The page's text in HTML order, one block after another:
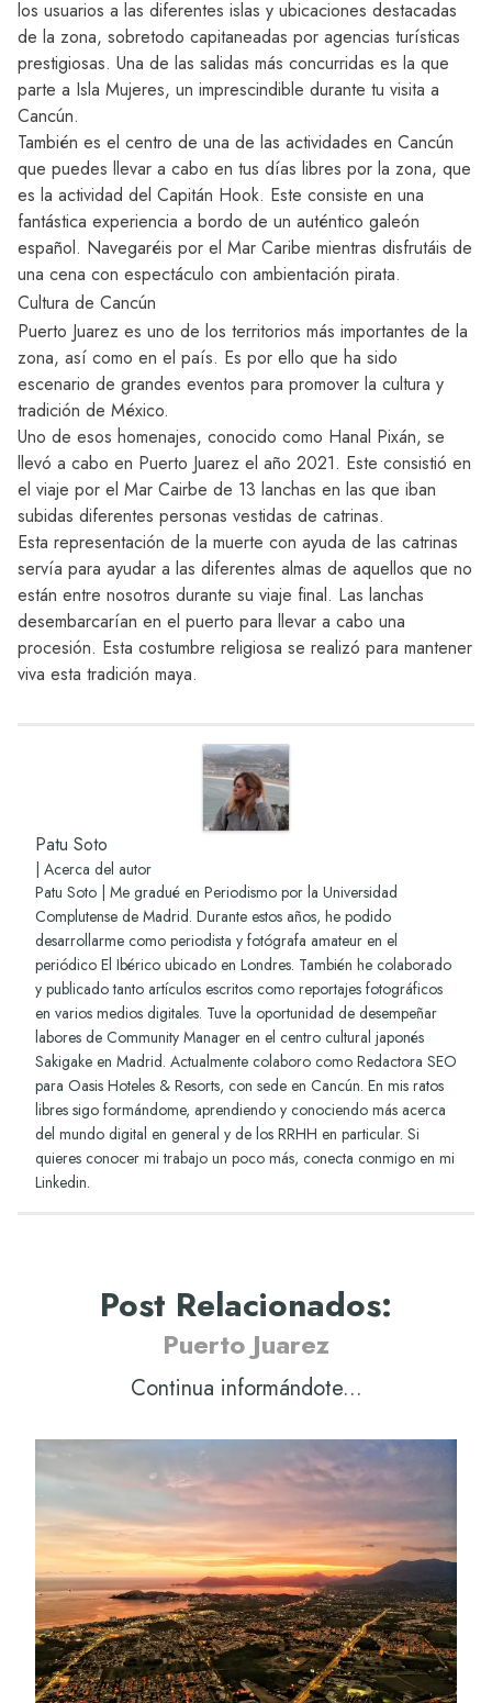
los usuarios a las diferentes islas y ubicaciones destacadas
de la zona, sobretodo capitaneadas por agencias turísticas
prestigiosas. Una de las salidas más concurridas es la que
parte a Isla Mujeres, un imprescindible durante tu visita a
Cancún.
También es el centro de una de las actividades en Cancún
que puedes llevar a cabo en tus días libres por la zona, que
es la actividad del Capitán Hook. Este consiste en una
fantástica experiencia a bordo de un auténtico galeón
español. Navegaréis por el Mar Caribe mientras disfrutáis de
una cena con espectáculo con ambientación pirata.
Cultura de Cancún
Puerto Juarez es uno de los territorios más importantes de la
zona, así como en el país. Es por ello que ha sido
escenario de grandes eventos para promover la cultura y
tradición de México.
Uno de esos homenajes, conocido como Hanal Pixán, se
llevó a cabo en Puerto Juarez el año 2021. Este consistió en
el viaje por el Mar Cairbe de 13 lanchas en las que iban
subidas diferentes personas vestidas de catrinas.
Esta representación de la muerte con ayuda de las catrinas
servía para ayudar a las diferentes almas de aquellos que no
están entre nosotros durante su viaje final. Las lanchas
desembarcarían en el puerto para llevar a cabo una
procesión. Esta costumbre religiosa se realizó para mantener
viva esta tradición maya.
Patu Soto
Acerca del autor
Patu Soto | Me gradué en Periodismo por la Universidad
Complutense de Madrid. Durante estos años, he podido
desarrollarme como periodista y fotógrafa amateur en el
periódico El Ibérico ubicado en Londres. También he colaborado
y publicado tanto artículos escritos como reportajes fotográficos
en varios medios digitales. Tuve la oportunidad de desempeñar
labores de Community Manager en el centro cultural japonés
Sakigake en Madrid. Actualmente colaboro como Redactora SEO
para Oasis Hoteles & Resorts, con sede en Cancún. En mis ratos
libres sigo formándome, aprendiendo y conociendo más acerca
del mundo digital en general y de los RRHH en particular. Si
quieres conocer mi trabajo un poco más, conecta conmigo en mi
Linkedin.
Post Relacionados:
Puerto Juarez
Continua informándote...